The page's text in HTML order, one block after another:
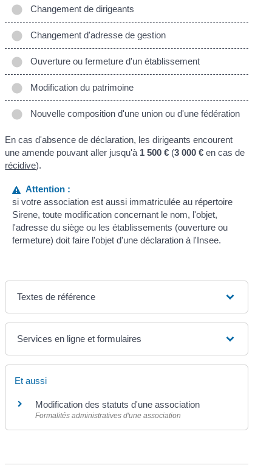
Changement de dirigeants
Changement d'adresse de gestion
Ouverture ou fermeture d'un établissement
Modification du patrimoine
Nouvelle composition d'une union ou d'une fédération
En cas d'absence de déclaration, les dirigeants encourent
une amende pouvant aller jusqu'à 1 500 € (3 000 € en cas de
récidive).
Attention :
si votre association est aussi immatriculée au répertoire
Sirene, toute modification concernant le nom, l'objet,
l'adresse du siège ou les établissements (ouverture ou
fermeture) doit faire l'objet d'une déclaration à l'Insee.
Textes de référence
Services en ligne et formulaires
Et aussi
Modification des statuts d'une association
Formalités administratives d'une association